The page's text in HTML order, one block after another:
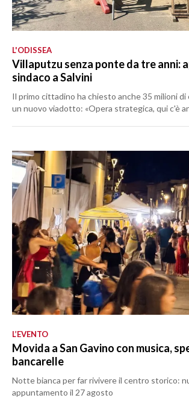
L'ODISSEA
Villaputzu senza ponte da tre anni:
sindaco a Salvini
Il primo cittadino ha chiesto anche 35 milioni di
un nuovo viadotto: «Opera strategica, qui c'è
L’EVENTO
Movida a San Gavino con musica,
bancarelle
Notte bianca per far rivivere il centro storico:
appuntamento il 27 agosto